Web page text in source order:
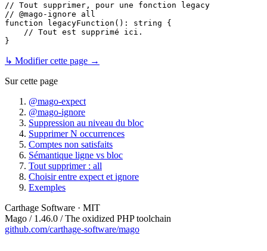
// Tout supprimer, pour une fonction legacy
// @mago-ignore all
function
legacyFunction ( ): string
{
// Tout est supprimé ici.
↳ Modifier cette page →
Sur cette page
@mago-expect
@mago-ignore
Suppression au niveau du bloc
Supprimer N occurrences
Comptes non satisfaits
Sémantique ligne vs bloc
Tout supprimer : all
Choisir entre expect et ignore
Exemples
Carthage Software · MIT
Mago / 1.46.0 / The oxidized PHP toolchain
github.com/carthage-software/mago